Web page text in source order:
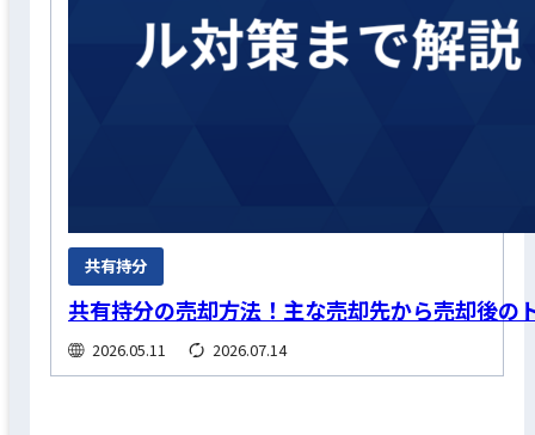
共有持分
共有持分の売却方法！主な売却先から売却後の
2026.05.11 2026.07.14